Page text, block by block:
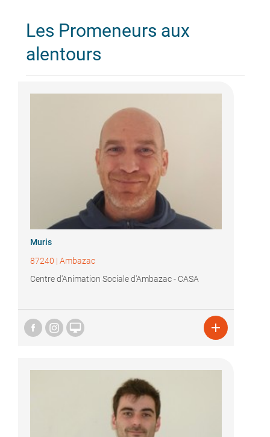
Les Promeneurs aux
alentours
Muris
87240 | Ambazac
Centre d'Animation Sociale d'Ambazac - CASA
 